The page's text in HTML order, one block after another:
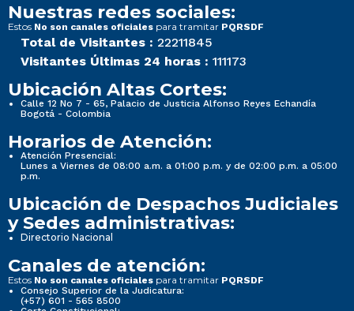
Nuestras redes sociales:
Estos No son canales oficiales para tramitar PQRSDF
Total de Visitantes : 22211845
Visitantes Últimas 24 horas : 111173
Ubicación Altas Cortes:
Calle 12 No 7 - 65, Palacio de Justicia Alfonso Reyes Echandía
Bogotá - Colombia
Horarios de Atención:
Atención Presencial:
Lunes a Viernes de 08:00 a.m. a 01:00 p.m. y de 02:00 p.m. a 05:00
p.m.
Ubicación de Despachos Judiciales
y Sedes administrativas:
Directorio Nacional
Canales de atención:
Estos No son canales oficiales para tramitar PQRSDF
Consejo Superior de la Judicatura:
(+57) 601 - 565 8500